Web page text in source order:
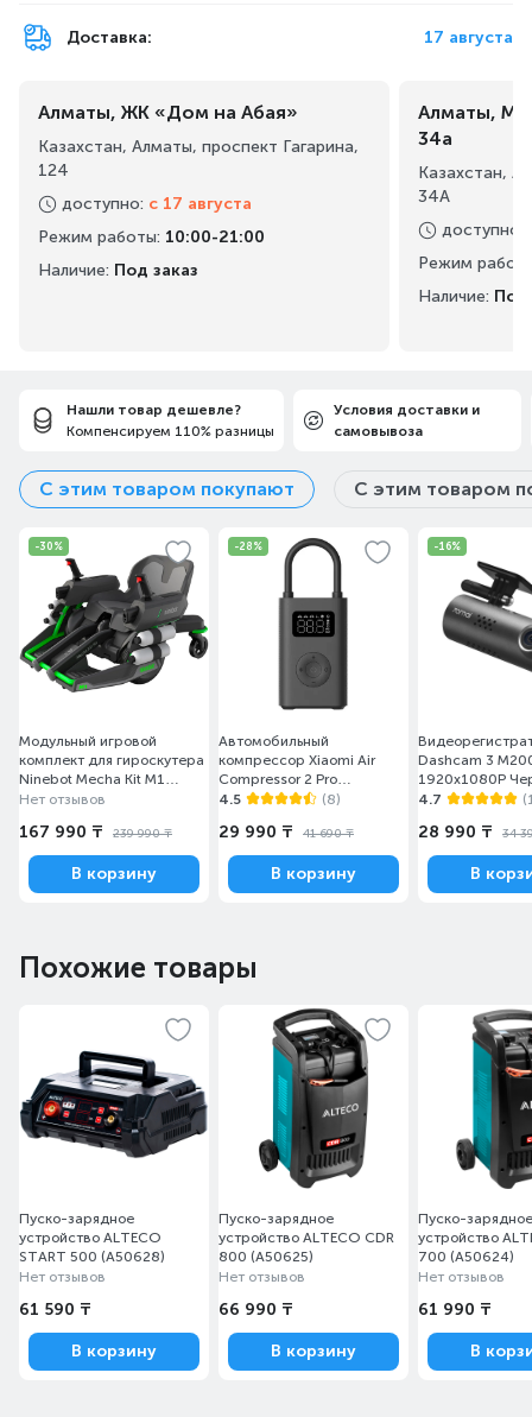
Доставка: 17 августа
Алматы, ЖК «Дом на Абая»
Казахстан, Алматы, проспект Гагарина,
124
доступно: с 17 августа
Режим работы: 10:00-21:00
Наличие: Под заказ
Алматы,
34а
Казахстан,
34А
доступно
Режим
Наличие: Под
Нашли товар дешевле?
Компенсируем 110% разницы
Условия доставки и
самовывоза
С этим товаром покупают С этим товаром
-30%
Модульный игровой
комплект для гироскутера
Ninebot Mecha Kit M1
Серый
Нет отзывов
167 990 ₸ 239 990 ₸
В корзину
-28%
Автомобильный
компрессор Xiaomi Air
Compressor 2 Pro
BHR9099GL/MJCQB07PQW,
4.5 (8)
29 990 ₸ 41 690 ₸
В корзину
-16%
Dashcam 3
1920х1080P
4.7
28 990 ₸ 34
В
Похожие товары
Пуско-зарядное
устройство ALTECO
START 500 (A50628)
Нет отзывов
61 590 ₸
В корзину
Пуско-зарядное
устройство ALTECO CDR
800 (A50625)
Нет отзывов
66 990 ₸
В корзину
Пуско-зарядное
устройство
700 (A50624)
Нет отзывов
61 990 ₸
В